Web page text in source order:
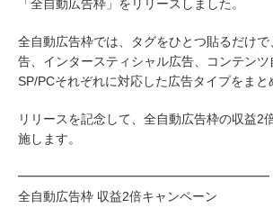
「全自動広告枠」をリリースしました。
全自動広告枠では、タグをひとつ貼るだけ
告、インタースティシャル広告、コンテンツ
SP/PCそれぞれに対応した広告タイプをまと
リリースを記念して、全自動広告枠の収益2
施します。
━━━━━━━━━━━━━━━━━━━━
全自動広告枠 収益2倍キャンペーン